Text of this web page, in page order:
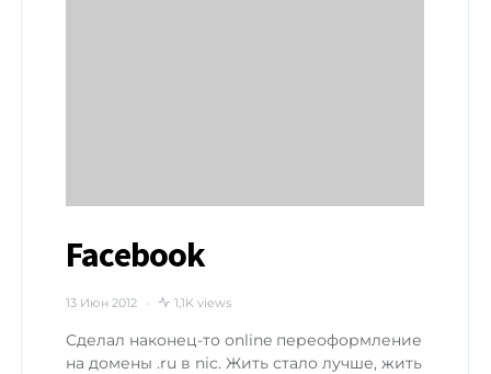
Facebook
13 Июн 2012 1,1K views
Сделал наконец-то online переоформление
на домены .ru в nic. Жить стало лучше, жить